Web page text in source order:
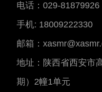
电话：029-81879926
手机: 18009222330
邮箱：
地址：陕西省西安市
期）2幢1单元